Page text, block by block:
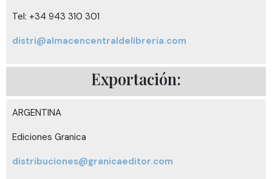
Tel: +34 943 310 301
distri@almacencentraldelibreria.com
Exportación:
ARGENTINA
Ediciones Granica
distribuciones@granicaeditor.com